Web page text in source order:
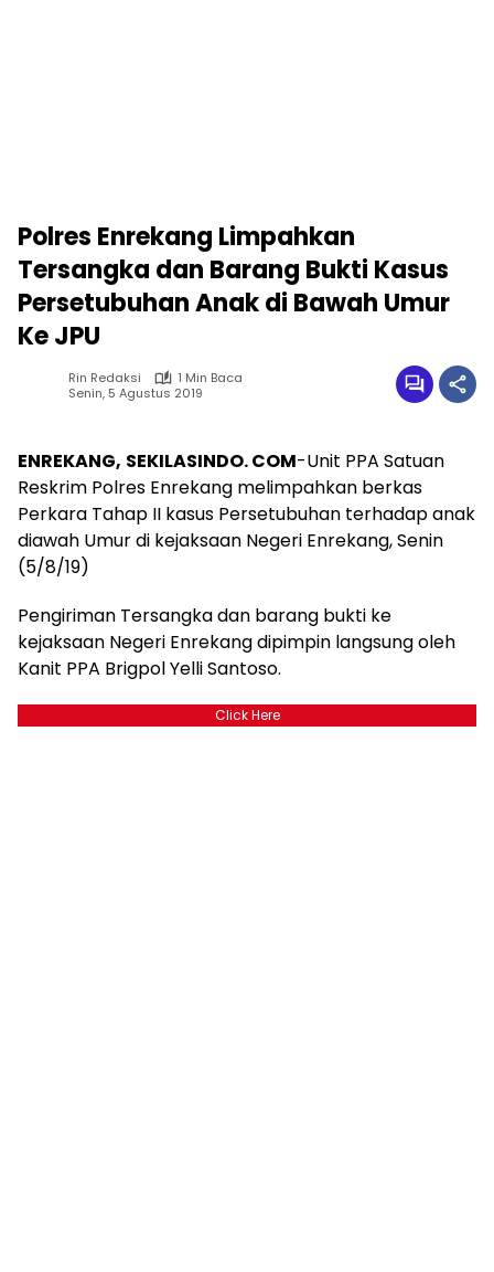
Polres Enrekang Limpahkan
Tersangka dan Barang Bukti Kasus
Persetubuhan Anak di Bawah Umur
Ke JPU
Rin Redaksi
1 Min Baca
Senin, 5 Agustus 2019
ENREKANG, SEKILASINDO. COM-Unit PPA Satuan
Reskrim Polres Enrekang melimpahkan berkas
Perkara Tahap II kasus Persetubuhan terhadap anak
diawah Umur di kejaksaan Negeri Enrekang, Senin
(5/8/19)
Pengiriman Tersangka dan barang bukti ke
kejaksaan Negeri Enrekang dipimpin langsung oleh
Kanit PPA Brigpol Yelli Santoso.
Click Here